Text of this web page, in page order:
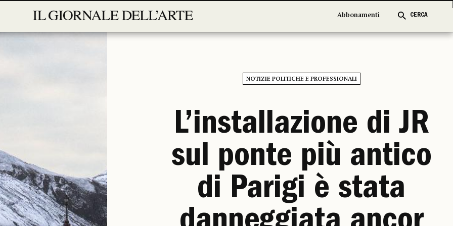
Abbonamenti CERCA
Abbonamenti CERCA
NOTIZIE POLITICHE E PROFESSIONALI
L’installazione di JR
sul ponte più antico
di Parigi è stata